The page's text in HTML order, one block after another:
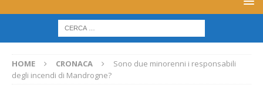
HOME CRONACA
Sono due minorenni i responsabili
degli incendi di Mandrogne?